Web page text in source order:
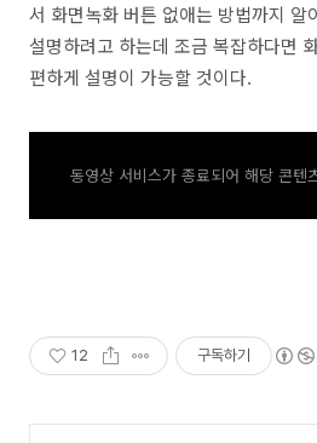
서 화면녹화 버튼 없애는 방법까지 알
설명하려고 하는데 조금 복잡하다면
편하게 설명이 가능할 것이다.
동영상 서비스가 종료되어 해당 콘텐
12 구독하기